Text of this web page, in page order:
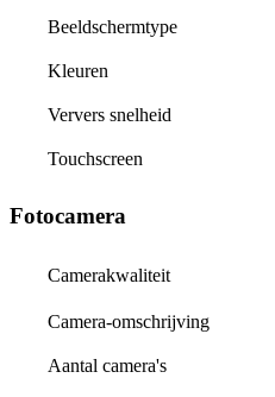
Beeldschermtype
Kleuren
Ververs snelheid
Touchscreen
Fotocamera
Camerakwaliteit
Camera-omschrijving
Aantal camera's